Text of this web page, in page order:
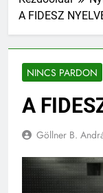
A FIDESZ
NINCS PARDON
A
Göllner B.